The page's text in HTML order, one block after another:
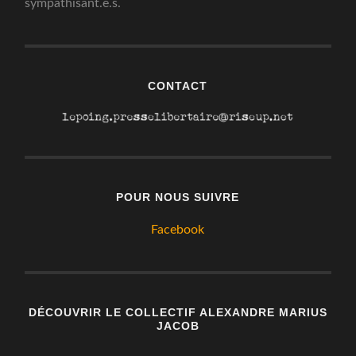
sympathisant.e.s.
CONTACT
POUR NOUS SUIVRE
Facebook
DÉCOUVRIR LE COLLECTIF ALEXANDRE MARIUS
JACOB